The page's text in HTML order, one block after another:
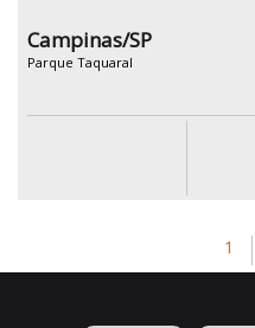
Campinas/SP
Parque Taquaral
1